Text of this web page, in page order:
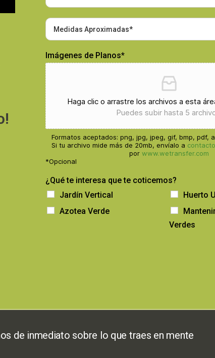
Imágenes de Planos*
Haga clic o arrastre los archivos a esta
Puedes subir hasta 5
Formatos aceptados: png, jpg, jpeg, gif, bmp, pdf,
Si tu archivo mide más de 20mb, envíalo a
por www.wetransfer.com
*Opcional
¿Qué te interesa que te coticemos?
Jardín Vertical
Huerto
Azotea Verde
Verdes
de inmediato sobre lo que traes en mente